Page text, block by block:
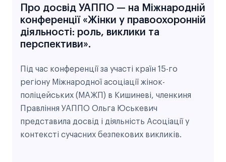
л
е
р
е
Про досвід УАППО — на Міжнародній
конференції «Жінки у правоохоронній
діяльності: роль, виклики та
перспективи».
Під час конференції за участі країн 15-го
регіону Міжнародної асоціації жінок-
поліцейських (МАЖП) в Кишиневі, членкиня
Правління УАППО Ольга Юськевич
представила досвід і діяльність Асоціації у
контексті сучасних безпекових викликів.